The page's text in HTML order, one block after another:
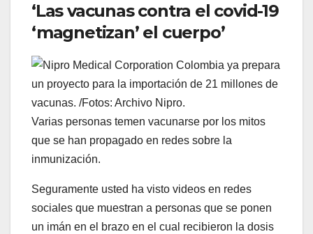
‘Las vacunas contra el covid-19
‘magnetizan’ el cuerpo’
Varias personas temen vacunarse por los mitos
que se han propagado en redes sobre la
inmunización.
Seguramente usted ha visto videos en redes
sociales que muestran a personas que se ponen
un imán en el brazo en el cual recibieron la dosis